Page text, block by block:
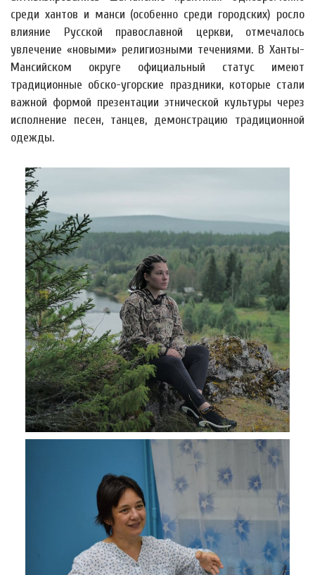
среди хантов и манси (особенно среди городских) росло
влияние Русской православной церкви, отмечалось
увлечение «новыми» религиозными течениями. В Ханты-
Мансийском округе официальный статус имеют
традиционные обско-угорские праздники, которые стали
важной формой презентации этнической культуры через
исполнение песен, танцев, демонстрацию традиционной
одежды.